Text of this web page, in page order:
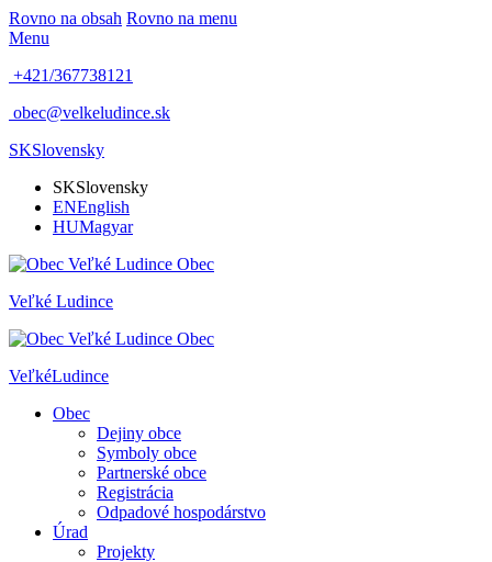
Rovno na obsah Rovno na menu
Menu
+421/367738121
obec@velkeludince.sk
SKSlovensky
SKSlovensky
ENEnglish
HUMagyar
Obec
Veľké Ludince
Obec
VeľkéLudince
Obec
Dejiny obce
Symboly obce
Partnerské obce
Registrácia
Odpadové hospodárstvo
Úrad
Projekty